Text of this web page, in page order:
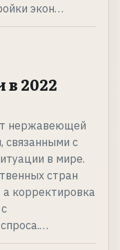
экон…
2022
нержавеющей
связанными с
в мире.
стран
а корректировка